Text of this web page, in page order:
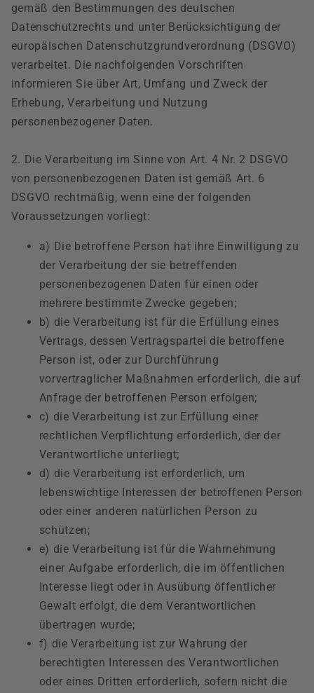
gemäß den Bestimmungen des deutschen
Datenschutzrechts und unter Berücksichtigung der
europäischen Datenschutzgrundverordnung (DSGVO)
verarbeitet. Die nachfolgenden Vorschriften
informieren Sie über Art, Umfang und Zweck der
Erhebung, Verarbeitung und Nutzung
personenbezogener Daten.
2. Die Verarbeitung im Sinne von Art. 4 Nr. 2 DSGVO
von personenbezogenen Daten ist gemäß Art. 6
DSGVO rechtmäßig, wenn eine der folgenden
Voraussetzungen vorliegt:
a) Die betroffene Person hat ihre Einwilligung zu
der Verarbeitung der sie betreffenden
personenbezogenen Daten für einen oder
mehrere bestimmte Zwecke gegeben;
b) die Verarbeitung ist für die Erfüllung eines
Vertrags, dessen Vertragspartei die betroffene
Person ist, oder zur Durchführung
vorvertraglicher Maßnahmen erforderlich, die auf
Anfrage der betroffenen Person erfolgen;
c) die Verarbeitung ist zur Erfüllung einer
rechtlichen Verpflichtung erforderlich, der der
Verantwortliche unterliegt;
d) die Verarbeitung ist erforderlich, um
lebenswichtige Interessen der betroffenen Person
oder einer anderen natürlichen Person zu
schützen;
e) die Verarbeitung ist für die Wahrnehmung
einer Aufgabe erforderlich, die im öffentlichen
Interesse liegt oder in Ausübung öffentlicher
Gewalt erfolgt, die dem Verantwortlichen
übertragen wurde;
f) die Verarbeitung ist zur Wahrung der
berechtigten Interessen des Verantwortlichen
oder eines Dritten erforderlich, sofern nicht die